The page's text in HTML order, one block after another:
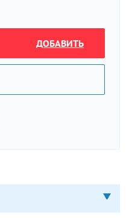
ДОБАВИТЬ